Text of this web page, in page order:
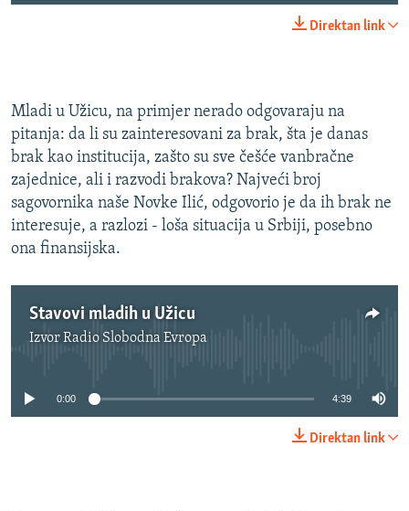
Direktan link
Mladi u Užicu, na primjer nerado odgovaraju na
pitanja: da li su zainteresovani za brak, šta je danas
brak kao institucija, zašto su sve češće vanbračne
zajednice, ali i razvodi brakova? Najveći broj
sagovornika naše Novke Ilić, odgovorio je da ih brak ne
interesuje, a razlozi - loša situacija u Srbiji, posebno
ona finansijska.
Stavovi mladih u Užicu
IzvorRadio Slobodna Evropa
No media source currently available
0:00 4:39
Direktan link